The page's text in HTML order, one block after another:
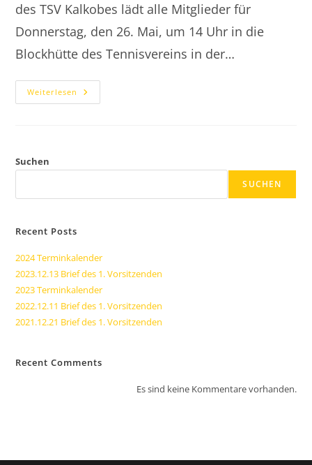
des TSV Kalkobes lädt alle Mitglieder für
Donnerstag, den 26. Mai, um 14 Uhr in die
Blockhütte des Tennisvereins in der…
Weiterlesen 2022.04.26
Einladung
Suchen
SUCHEN
Recent Posts
2024 Terminkalender
2023.12.13 Brief des 1. Vorsitzenden
2023 Terminkalender
2022.12.11 Brief des 1. Vorsitzenden
2021.12.21 Brief des 1. Vorsitzenden
Recent Comments
Es sind keine Kommentare vorhanden.